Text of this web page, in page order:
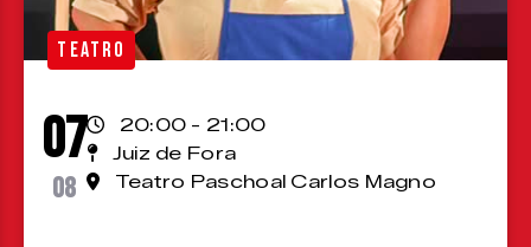
TEATRO
07
08
20:00 - 21:00
Juiz de Fora
Teatro Paschoal Carlos Magno